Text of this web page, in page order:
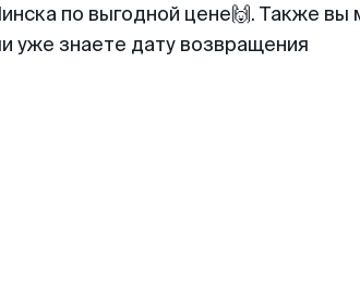
по выгодной цене🙌. Также
уже знаете дату возвращения